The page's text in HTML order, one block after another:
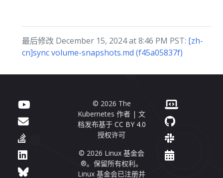
最后修改 December 15, 2024 at 8:46 PM PST: [zh-
cn]sync volume-snapshots.md (f45a05837f)
© 2026 The
Kubernetes 作者 | 文
档发布基于 CC BY 4.0
授权许可
© 2026 Linux 基金会
®。保留所有权利。
Linux 基金会已注册并